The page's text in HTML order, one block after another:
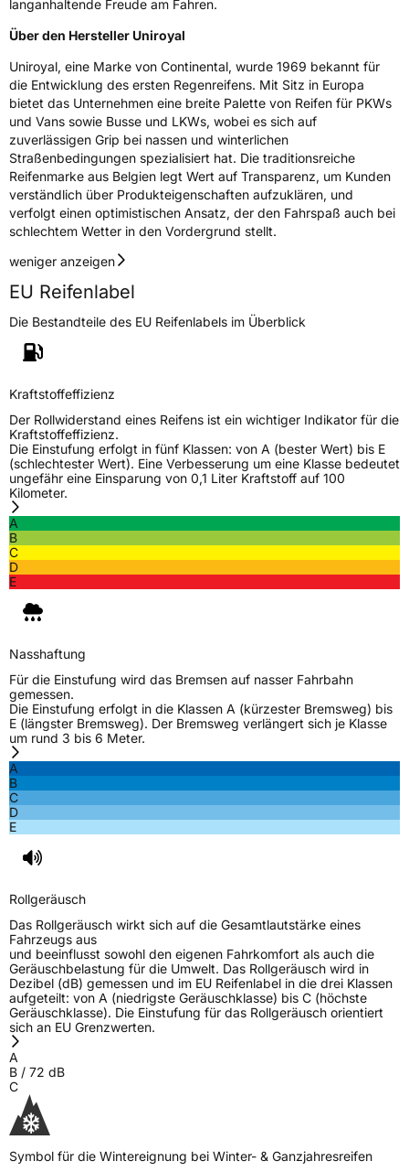
langanhaltende Freude am Fahren.
Über den Hersteller Uniroyal
Uniroyal, eine Marke von Continental, wurde 1969 bekannt für
die Entwicklung des ersten Regenreifens. Mit Sitz in Europa
bietet das Unternehmen eine breite Palette von Reifen für PKWs
und Vans sowie Busse und LKWs, wobei es sich auf
zuverlässigen Grip bei nassen und winterlichen
Straßenbedingungen spezialisiert hat. Die traditionsreiche
Reifenmarke aus Belgien legt Wert auf Transparenz, um Kunden
verständlich über Produkteigenschaften aufzuklären, und
verfolgt einen optimistischen Ansatz, der den Fahrspaß auch bei
schlechtem Wetter in den Vordergrund stellt.
weniger anzeigen
EU Reifenlabel
Die Bestandteile des EU Reifenlabels im Überblick
Kraftstoffeffizienz
Der Rollwiderstand eines Reifens ist ein wichtiger Indikator für die
Kraftstoffeffizienz.
Die Einstufung erfolgt in fünf Klassen: von A (bester Wert) bis E
(schlechtester Wert). Eine Verbesserung um eine Klasse bedeutet
ungefähr eine Einsparung von 0,1 Liter Kraftstoff auf 100
Kilometer.
A
B
C
D
E
Nasshaftung
Für die Einstufung wird das Bremsen auf nasser Fahrbahn
gemessen.
Die Einstufung erfolgt in die Klassen A (kürzester Bremsweg) bis
E (längster Bremsweg). Der Bremsweg verlängert sich je Klasse
um rund 3 bis 6 Meter.
A
B
C
D
E
Rollgeräusch
Das Rollgeräusch wirkt sich auf die Gesamtlautstärke eines
Fahrzeugs aus
und beeinflusst sowohl den eigenen Fahrkomfort als auch die
Geräuschbelastung für die Umwelt. Das Rollgeräusch wird in
Dezibel (dB) gemessen und im EU Reifenlabel in die drei Klassen
aufgeteilt: von A (niedrigste Geräuschklasse) bis C (höchste
Geräuschklasse). Die Einstufung für das Rollgeräusch orientiert
sich an EU Grenzwerten.
A
B / 72 dB
C
Symbol für die Wintereignung bei Winter- & Ganzjahresreifen